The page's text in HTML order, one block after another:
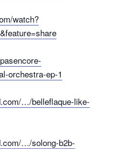
watch?
orchestra-ep-1
…/belleflaque-like-
…/solong-b2b-